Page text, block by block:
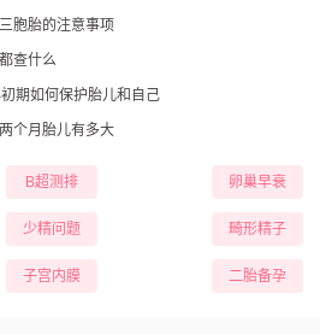
胞胎的注意事项
查什么
期如何保护胎儿和自己
个月胎儿有多大
B超测排 卵巢早衰
少精问题 畸形精子
子宫内膜 二胎备孕